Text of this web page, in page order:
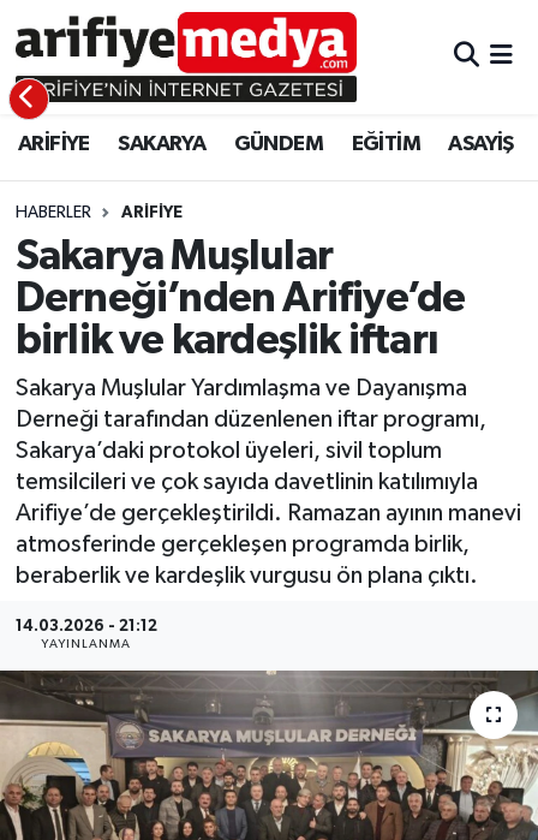
ARİFİYE SAKARYA GÜNDEM EĞİTİM ASAYİŞ
HABERLER ARİFİYE
Sakarya Muşlular
Derneği’nden Arifiye’de
birlik ve kardeşlik iftarı
Sakarya Muşlular Yardımlaşma ve Dayanışma
Derneği tarafından düzenlenen iftar programı,
Sakarya’daki protokol üyeleri, sivil toplum
temsilcileri ve çok sayıda davetlinin katılımıyla
Arifiye’de gerçekleştirildi. Ramazan ayının manevi
atmosferinde gerçekleşen programda birlik,
beraberlik ve kardeşlik vurgusu ön plana çıktı.
14.03.2026 - 21:12
YAYINLANMA
ARİFİYE
SAKARYA
GÜNDEM
EĞİTİM
ASAYİŞ
EKONOMİ
ARİFİYE
GÜNDEM
EĞİTİM
EKONOMİ
ASAYİŞ
Sakarya Hava Durumu
Sakarya Namaz Vakitleri
Sakarya Trafik Yoğunluk Haritası
Süper Lig Puan Durumu ve Fikstür
Tüm Manşetler
Son Dakika Haberleri
Haber Arşivi